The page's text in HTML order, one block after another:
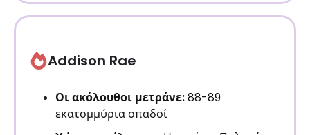
Addison Rae
Οι ακόλουθοι μετράνε:88-89
εκατομμύρια οπαδοί